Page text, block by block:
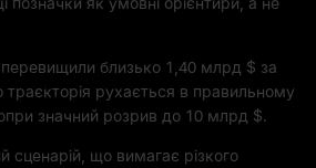
близько 1,40 млрд $ за
траєкторія рухається в правильному
значний розрив до 10 млрд $.
сценарій, що вимагає різкого